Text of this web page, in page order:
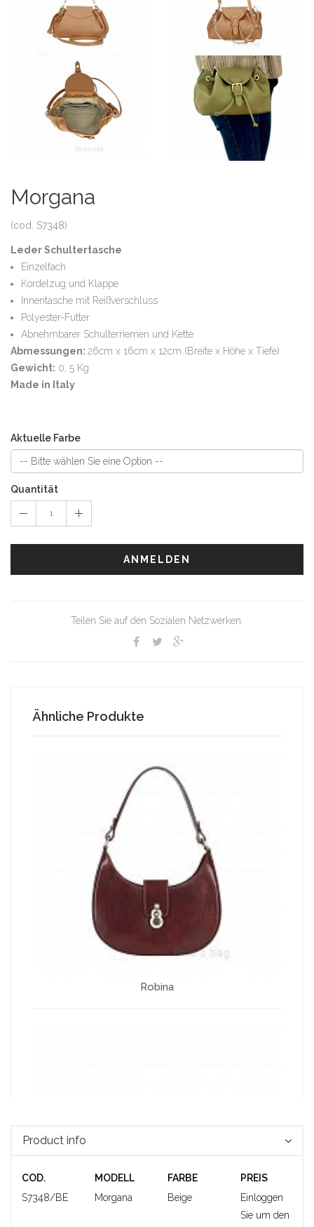
Morgana
(cod. S7348)
Leder Schultertasche
Einzelfach
Kordelzug und Klappe
Innentasche mit Reißverschluss
Polyester-Futter
Abnehmbarer Schulterriemen und Kette
Abmessungen: 26cm x 16cm x 12cm (Breite x Höhe x Tiefe)
Gewicht: 0, 5 Kg
Made in Italy
Aktuelle Farbe
Quantität
ANMELDEN
Teilen Sie auf den Sozialen Netzwerken.
Ähnliche Produkte
Robina
Product info
COD. MODELL FARBE
PREIS
S7348/BE
Morgana Beige
Einloggen
Sie um den